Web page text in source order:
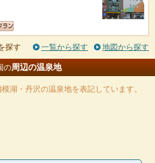
探す 一覧から探す 地図から探す
の周辺の温泉地
湖・丹沢の温泉地を表記しています。